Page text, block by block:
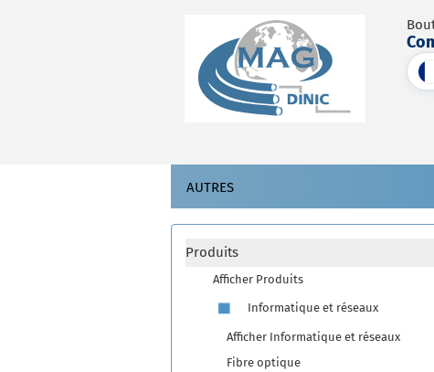
AUTRES
Produits
Afficher Produits
Informatique et réseaux
Afficher Informatique et réseaux
Fibre optique